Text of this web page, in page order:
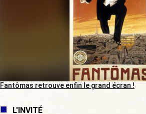
Fantômas retrouve enfin le grand écran !
L'INVITÉ